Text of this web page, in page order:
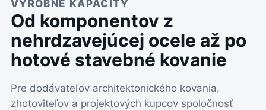
VÝROBNÉ KAPACITY
Od komponentov z
nehrdzavejúcej ocele až po
hotové stavebné kovanie
Pre dodávateľov architektonického kovania,
zhotoviteľov a projektových kupcov spoločnosť